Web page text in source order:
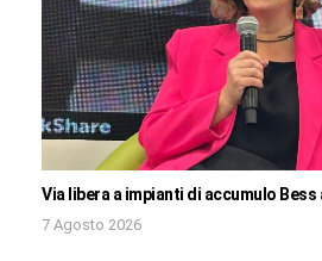
Via libera a impianti di accumulo Bess
7 Agosto 2026